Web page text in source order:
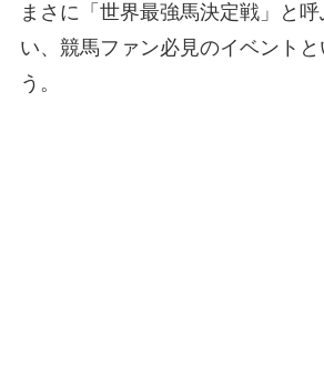
まさに「世界最強馬決定戦」と
い、競馬ファン必見のイベントと
う。